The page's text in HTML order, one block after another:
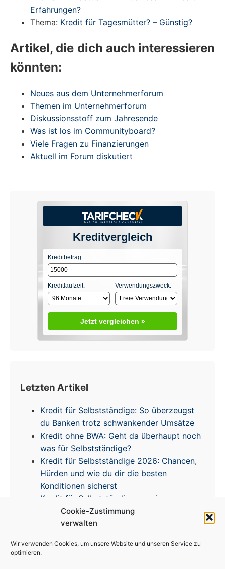
Cookie-Zustimmung
verwalten
Wir verwenden Cookies, um unsere Website und unseren Service zu
optimieren.
Erfahrungen?
Thema: Kredit für Tagesmütter? – Günstig?
Artikel, die dich auch interessieren
könnten:
Neues aus dem Unternehmerforum
Themen im Unternehmerforum
Diskussionsstoff zum Jahresende
Was ist los im Communityboard?
Viele Fragen zu Finanzierungen
Aktuell im Forum diskutiert
Kreditvergleich
Kreditbetrag:
Kreditlaufzeit: Verwendungszweck:
Jetzt vergleichen »
Letzten Artikel
Kredit für Selbstständige: So überzeugst
du Banken trotz schwankender Umsätze
Kredit ohne BWA: Geht da überhaupt noch
was für Selbstständige?
Kredit für Selbstständige 2026: Chancen,
Hürden und wie du dir die besten
Konditionen sicherst
Kredit für Selbstständige – meine
Erfahrungen & Tipps zur Zinsentwicklung